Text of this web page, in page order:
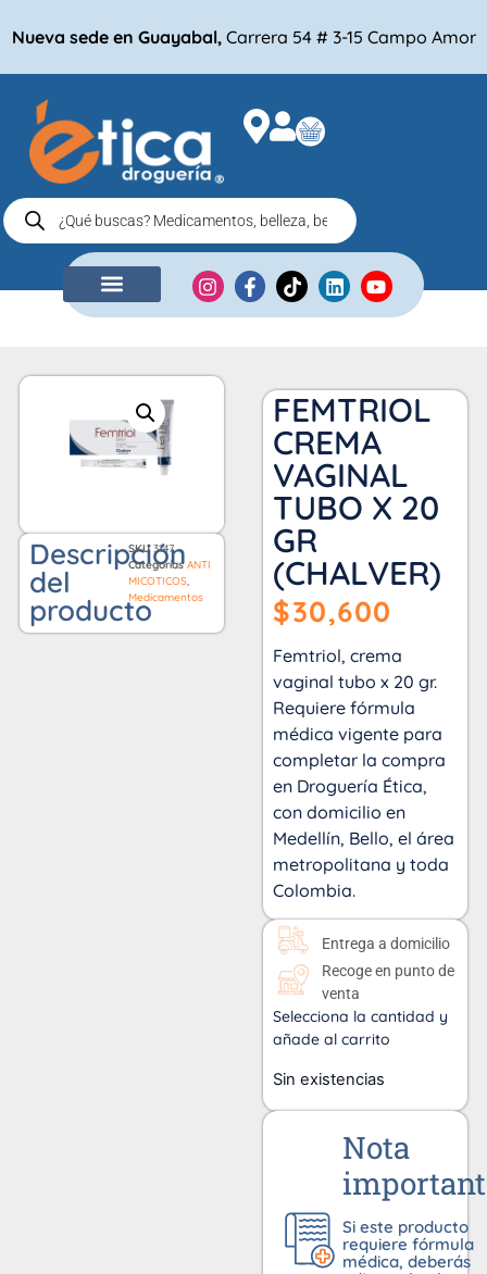
Nueva sede en Guayabal, Carrera 54 # 3-15 Campo Amor
Descripción
del
producto
SKU3147
Categorías ANTI
MICOTICOS
Medicamentos
FEMTRIOL
CREMA
VAGINAL
TUBO X 20
GR
(CHALVER)
$30,600
Femtriol, crema
vaginal tubo x 20 gr.
Requiere fórmula
médica vigente para
completar la compra
en Droguería Ética,
con domicilio en
Medellín, Bello, el área
metropolitana y toda
Colombia.
Entrega a domicilio
Recoge en punto de
venta
Selecciona la cantidad y
añade al carrito
Sin existencias
Nota
Si este producto
requiere fórmula
médica, deberás